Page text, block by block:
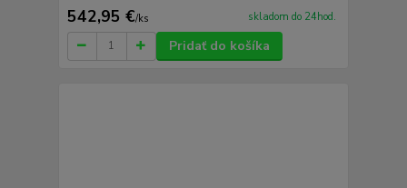
542,95 €/ks skladom do 24hod.
Pridať do košíka